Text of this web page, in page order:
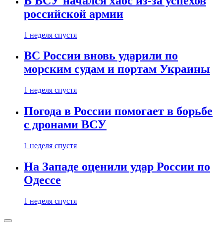
российской армии
1 неделя спустя
ВС России вновь ударили по
морским судам и портам Украины
1 неделя спустя
Погода в России помогает в борьбе
с дронами ВСУ
1 неделя спустя
На Западе оценили удар России по
Одессе
1 неделя спустя